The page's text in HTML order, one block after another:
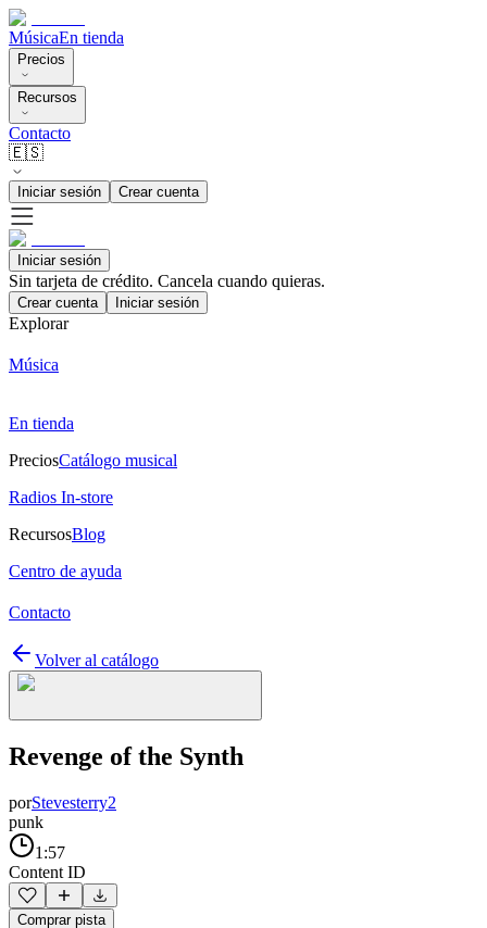
MúsicaEn tienda
Precios
Recursos
Contacto
🇪🇸
Iniciar sesión Crear cuenta
Iniciar sesión
Sin tarjeta de crédito. Cancela cuando quieras.
Crear cuenta Iniciar sesión
Explorar
Música
En tienda
PreciosCatálogo musical
Radios In-store
RecursosBlog
Centro de ayuda
Contacto
Volver al catálogo
Revenge of the Synth
porStevesterry2
punk
1:57
Content ID
Comprar pista